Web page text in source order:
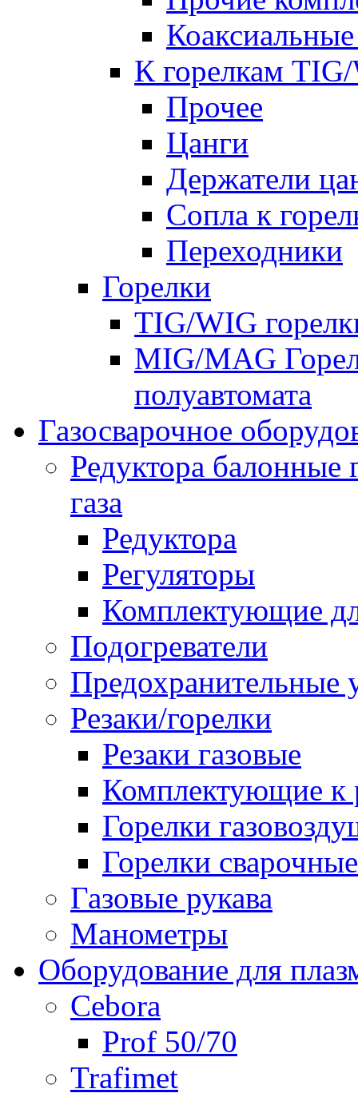
К горелкам
Прочее
Цанги
Держатели
Сопла к
Переходники
Горелки
TIG/WIG
MIG/MAG
полуавтомата
Газосварочное
Редуктора балонные
газа
Редуктора
Регуляторы
Комплектующие
Подогреватели
Предохранительные
Резаки/горелки
Резаки газовые
Комплектующие к
Горелки
Горелки сварочные
Газовые рукава
Манометры
Оборудование для
Cebora
Prof 50/70
Trafimet